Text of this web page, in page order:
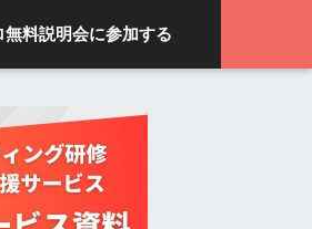
無料説明会に参加する